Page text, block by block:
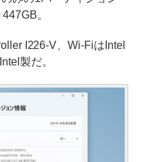
。
I226-V、Wi-FiはIntel
製だ。